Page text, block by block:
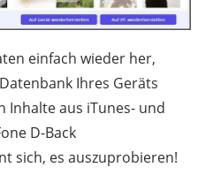
einfach wieder her,
Ihres Geräts
Inhalte aus iTunes- und
D-Back
sich, es auszuprobieren!